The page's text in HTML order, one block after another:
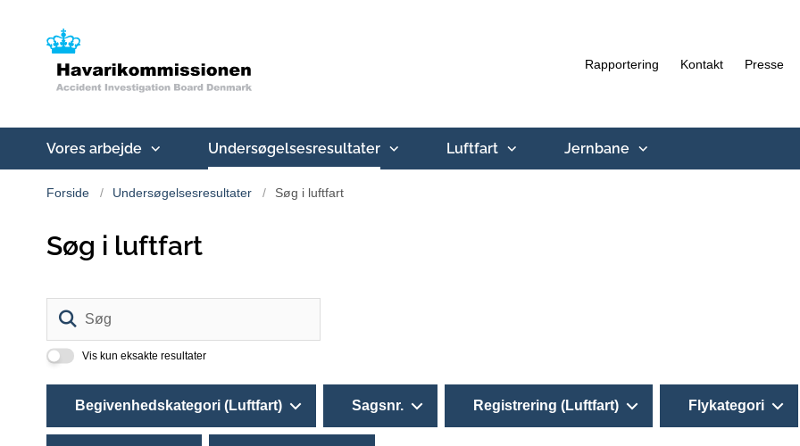
Rapportering Kontakt Presse
Vores arbejde Undersøgelsesresultater Luftfart Jernbane
Forside Undersøgelsesresultater Søg i luftfart
Søg i luftfart
Vis kun eksakte resultater
Begivenhedskategori (Luftfart) Sagsnr. Registrering (Luftfart) Flykategori